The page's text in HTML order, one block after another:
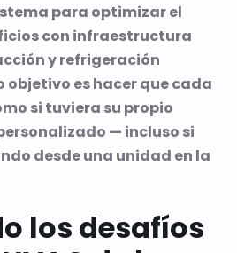
para optimizar el
con infraestructura
y refrigeración
objetivo es hacer que cada
si tuviera su propio
— incluso si
desde una unidad en la
los desafíos